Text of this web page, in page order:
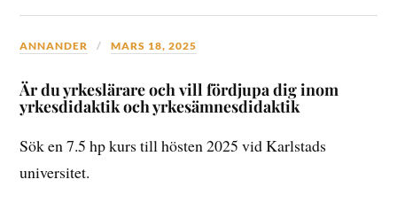
ANNANDER MARS 18, 2025
Är du yrkeslärare och vill fördjupa dig inom
yrkesdidaktik och yrkesämnesdidaktik
Sök en 7.5 hp kurs till hösten 2025 vid Karlstads
universitet.